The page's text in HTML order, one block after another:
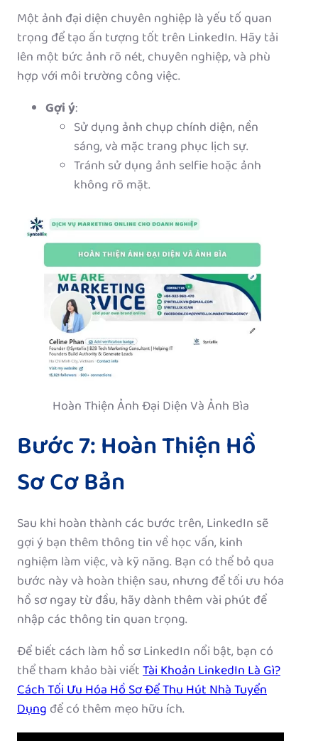
Một ảnh đại diện chuyên nghiệp là yếu tố quan
trọng để tạo ấn tượng tốt trên LinkedIn. Hãy tải
lên một bức ảnh rõ nét, chuyên nghiệp, và phù
hợp với môi trường công việc.
Gợi ý:
Sử dụng ảnh chụp chính diện, nền
sáng, và mặc trang phục lịch sự.
Tránh sử dụng ảnh selfie hoặc ảnh
không rõ mặt.
Hoàn Thiện Ảnh Đại Diện Và Ảnh Bìa
Bước 7: Hoàn Thiện Hồ
Sơ Cơ Bản
Sau khi hoàn thành các bước trên, LinkedIn sẽ
gợi ý bạn thêm thông tin về học vấn, kinh
nghiệm làm việc, và kỹ năng. Bạn có thể bỏ qua
bước này và hoàn thiện sau, nhưng để tối ưu hóa
hồ sơ ngay từ đầu, hãy dành thêm vài phút để
nhập các thông tin quan trọng.
Để biết cách làm hồ sơ LinkedIn nổi bật, bạn có
thể tham khảo bài viếtTài Khoản LinkedIn Là Gì?
Cách Tối Ưu Hóa Hồ Sơ Để Thu Hút Nhà Tuyển
Dụng để có thêm mẹo hữu ích.